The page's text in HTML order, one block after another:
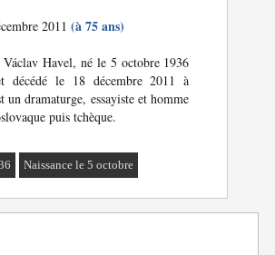
2011(à 75 ans)
Václav Havel, né le 5 octobre 1936
décédé le 18 décembre 2011 à
un dramaturge, essayiste et homme
puis tchèque.
Naissance le 5 octobre